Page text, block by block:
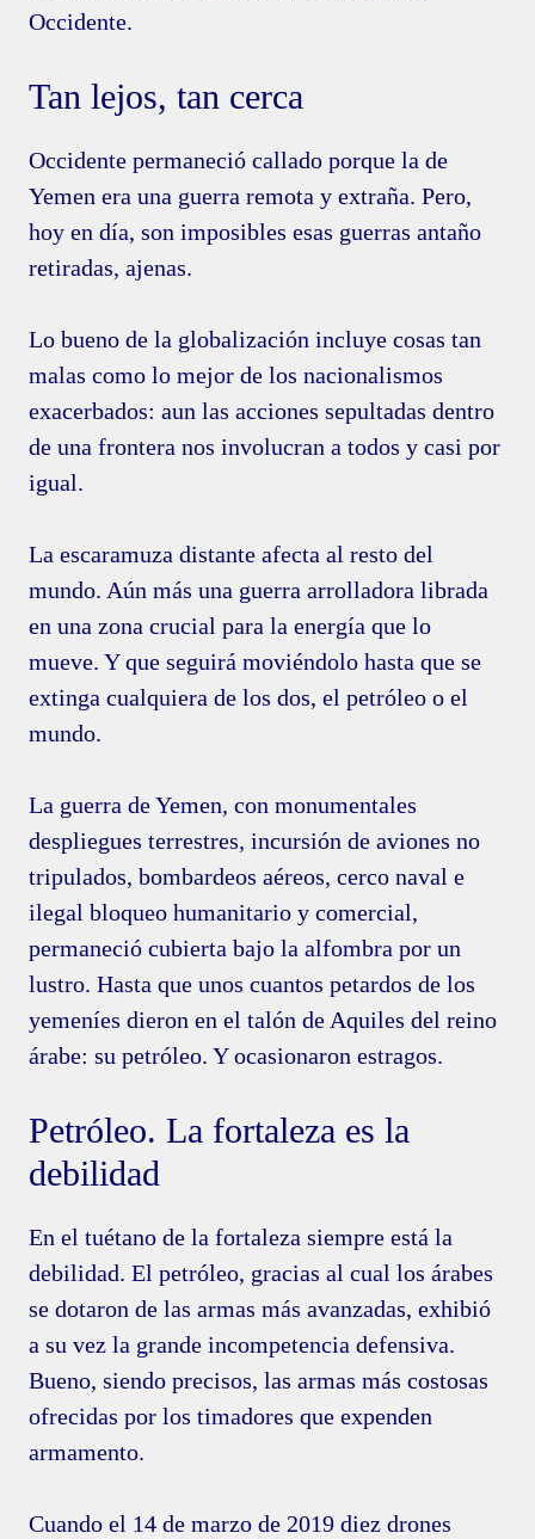
Occidente.
Tan lejos, tan cerca
Occidente permaneció callado porque la de
Yemen era una guerra remota y extraña. Pero,
hoy en día, son imposibles esas guerras antaño
retiradas, ajenas.
Lo bueno de la globalización incluye cosas tan
malas como lo mejor de los nacionalismos
exacerbados: aun las acciones sepultadas dentro
de una frontera nos involucran a todos y casi por
igual.
La escaramuza distante afecta al resto del
mundo. Aún más una guerra arrolladora librada
en una zona crucial para la energía que lo
mueve. Y que seguirá moviéndolo hasta que se
extinga cualquiera de los dos, el petróleo o el
mundo.
La guerra de Yemen, con monumentales
despliegues terrestres, incursión de aviones no
tripulados, bombardeos aéreos, cerco naval e
ilegal bloqueo humanitario y comercial,
permaneció cubierta bajo la alfombra por un
lustro. Hasta que unos cuantos petardos de los
yemeníes dieron en el talón de Aquiles del reino
árabe: su petróleo. Y ocasionaron estragos.
Petróleo. La fortaleza es la
debilidad
En el tuétano de la fortaleza siempre está la
debilidad. El petróleo, gracias al cual los árabes
se dotaron de las armas más avanzadas, exhibió
a su vez la grande incompetencia defensiva.
Bueno, siendo precisos, las armas más costosas
ofrecidas por los timadores que expenden
armamento.
Cuando el 14 de marzo de 2019 diez drones